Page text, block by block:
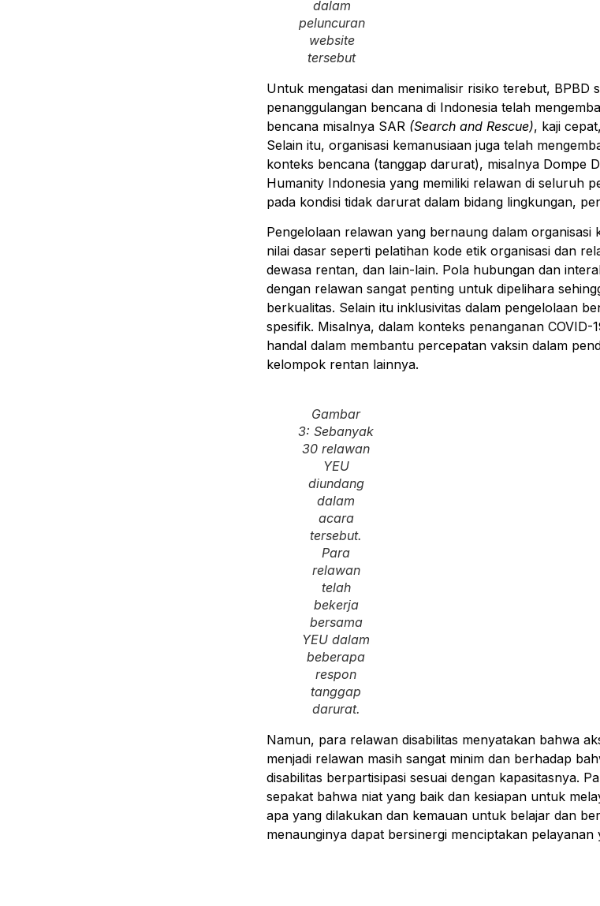
dalam
peluncuran
website
tersebut
Untuk mengatasi dan menimalisir risiko terebut,
penanggulangan bencana di Indonesia telah
bencana misalnya SAR (Search and Rescue), kaji
Selain itu, organisasi kemanusiaan juga telah
konteks bencana (tanggap darurat), misalnya Dompe
Humanity Indonesia yang memiliki relawan di seluruh
pada kondisi tidak darurat dalam bidang lingkungan,
Pengelolaan relawan yang bernaung dalam
nilai dasar seperti pelatihan kode etik organisasi dan
dewasa rentan, dan lain-lain. Pola hubungan dan
dengan relawan sangat penting untuk dipelihara
berkualitas. Selain itu inklusivitas dalam pengelolaan
spesifik. Misalnya, dalam konteks penanganan
handal dalam membantu percepatan vaksin dalam
kelompok rentan lainnya.
Gambar
3:Sebanyak
30 relawan
YEU
diundang
dalam
acara
tersebut.
Para
relawan
telah
bekerja
bersama
YEU dalam
beberapa
respon
tanggap
darurat.
Namun, para relawan disabilitas menyatakan bahwa
menjadi relawan masih sangat minim dan berhadap
disabilitas berpartisipasi sesuai dengan kapasitasnya.
sepakat bahwa niat yang baik dan kesiapan untuk
apa yang dilakukan dan kemauan untuk belajar dan
menaunginya dapat bersinergi menciptakan